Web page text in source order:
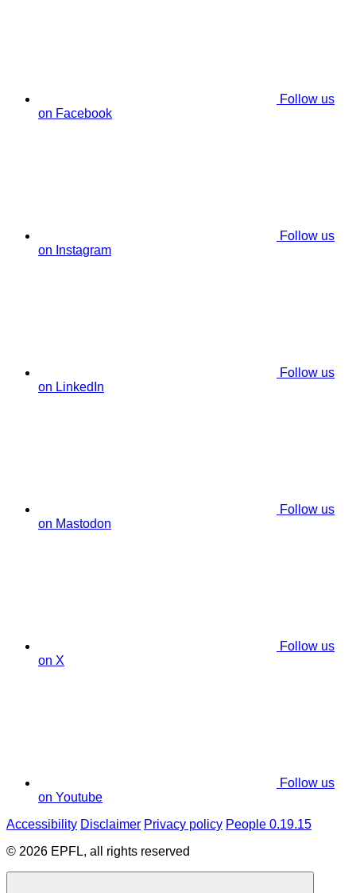
Follow us
on Facebook
Follow us
on Instagram
Follow us
on LinkedIn
Follow us
on Mastodon
Follow us
on X
Follow us
on Youtube
Accessibility Disclaimer Privacy policy People 0.19.15
© 2026 EPFL, all rights reserved